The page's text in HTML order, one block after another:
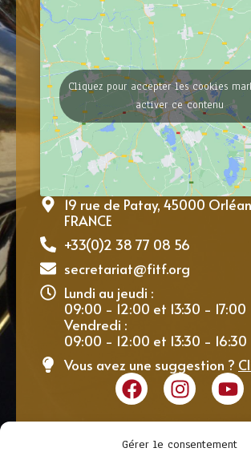
Gérer le consentement
Cliquez pour accepter les cookies
activer ce contenu
19 rue de Patay, 45000
FRANCE
+33(0)2 38 77 08 56
secretariat@fitf.org
Lundi au jeudi :
09:00 - 12:00 et 13:30 - 17:00
Vendredi :
09:00 - 12:00 et 13:30 - 16:30
Vous avez une suggestion ?